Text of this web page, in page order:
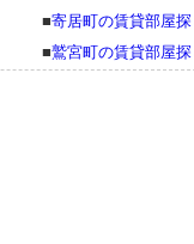
■寄居町の賃貸部屋探
■鷲宮町の賃貸部屋探